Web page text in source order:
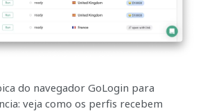
do navegador GoLogin para
veja como os perfis recebem